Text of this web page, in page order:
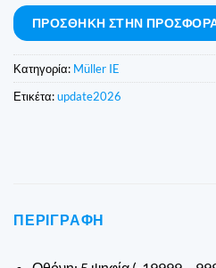
ΠΡΟΣΘΉΚΗ ΣΤΗΝ
Κατηγορία: Müller IE
Ετικέτα:update2026
ΠΕΡΙΓΡΑΦΉ